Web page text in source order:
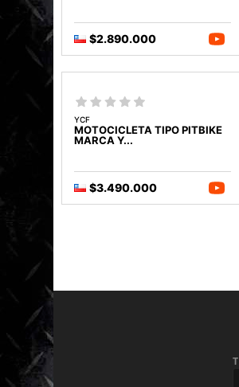
$2.890.000
YCF
MOTOCICLETA TIPO PITBIKE
MARCA Y...
$3.490.000